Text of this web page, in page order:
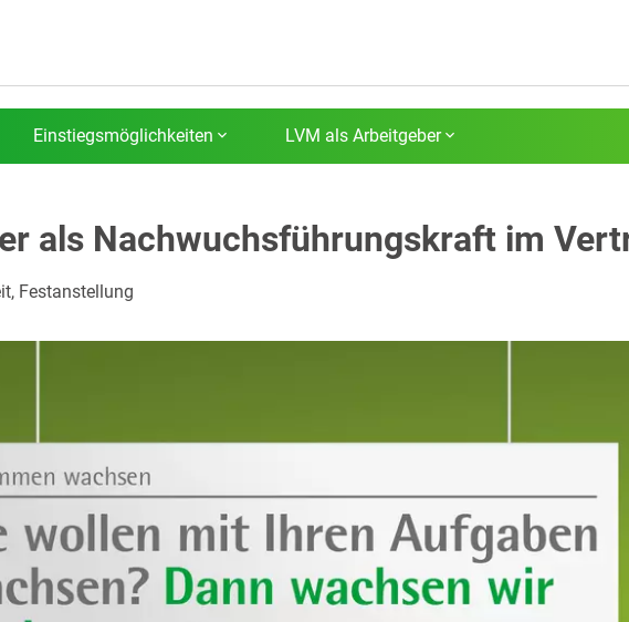
Einstiegsmöglichkeiten LVM als Arbeitgeber
als Nachwuchsführungskraft im
Festanstellung